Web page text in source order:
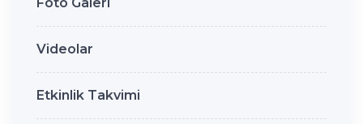
Videolar
Etkinlik Takvimi